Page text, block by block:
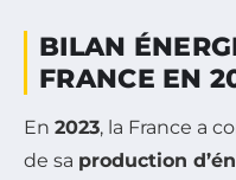
BILAN
FRANCE EN
En 2023, la France a
de sa production